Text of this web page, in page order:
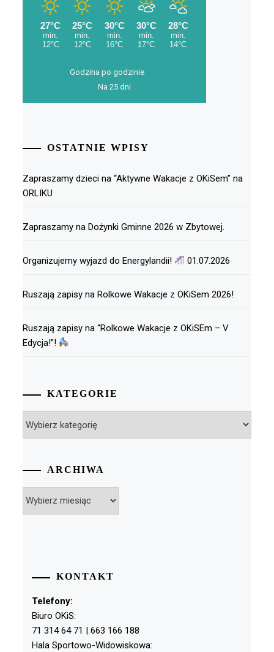
Godzina po godzinie
Na 25 dni
OSTATNIE WPISY
Zapraszamy dzieci na “Aktywne Wakacje z OKiSem” na
ORLIKU
Zapraszamy na Dożynki Gminne 2026 w Zbytowej.
Organizujemy wyjazd do Energylandii! 01.07.2026
Ruszają zapisy na Rolkowe Wakacje z OKiSem 2026!
Ruszają zapisy na “Rolkowe Wakacje z OKiSEm – V
Edycja!”!
KATEGORIE
ARCHIWA
KONTAKT
Telefony:
Biuro OKiS:
71 314 64 71 | 663 166 188
Hala Sportowo-Widowiskowa: